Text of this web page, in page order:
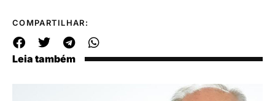
COMPARTILHAR:
Leia também